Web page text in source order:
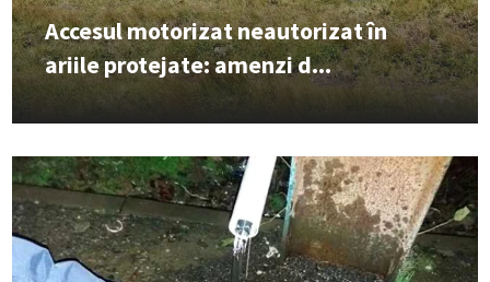
Accesul motorizat neautorizat în
ariile protejate: amenzi d...